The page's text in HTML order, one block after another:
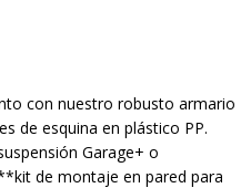
con nuestro robusto armario
de esquina en plástico PP.
Garage+ o
de montaje en pared para